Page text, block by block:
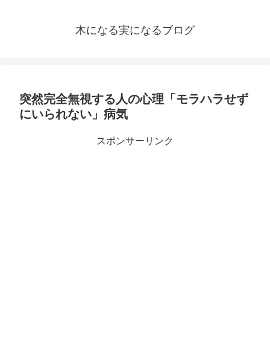
木になる実になるブログ
突然完全無視する人の心理「モラハラせず
にいられない」病気
スポンサーリンク